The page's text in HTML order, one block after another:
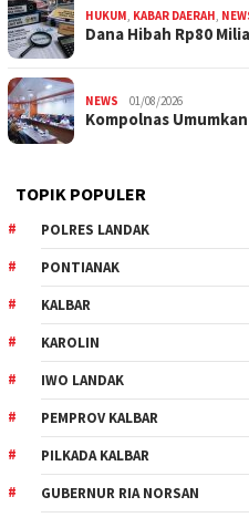
HUKUM, KABAR DAERAH,
Dana Hibah Rp80
NEWS 01/08/2026
Kompolnas
TOPIK POPULER
POLRES LANDAK
PONTIANAK
KALBAR
KAROLIN
IWO LANDAK
PEMPROV KALBAR
PILKADA KALBAR
GUBERNUR RIA NORSAN